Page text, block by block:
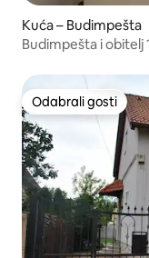
Kuća – Budimpešta
Budimpešta i obitelj
Odabrali gosti
Odabrali gosti